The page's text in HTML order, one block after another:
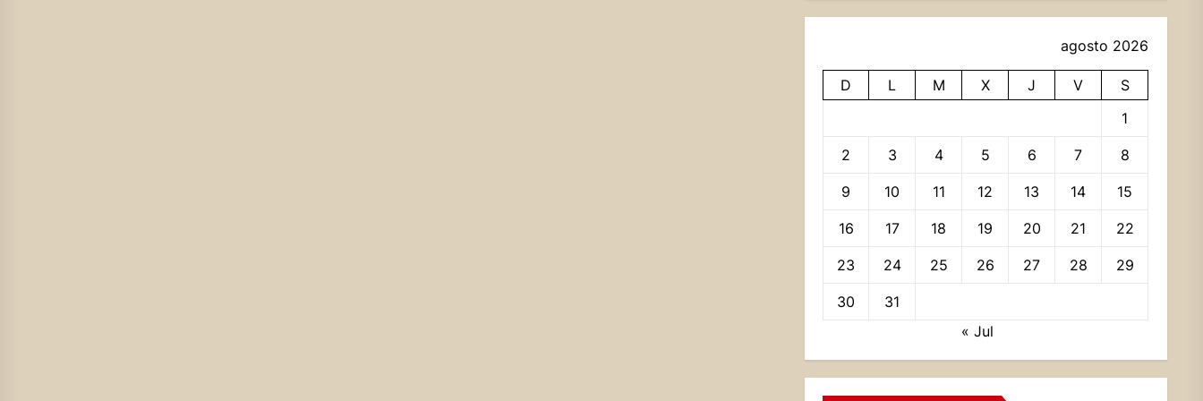
agosto 2026
D L M X J V
S
1
2 3 4 5 6 7 8
9 10 11 12 13 14 15
16 17 18 19 20 21 22
23 24 25 26 27 28 29
30
31
« Jul